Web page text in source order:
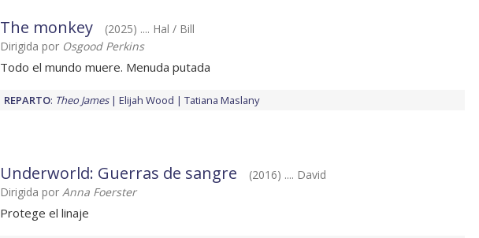
The monkey
(2025) .... Hal / Bill
Dirigida por Osgood Perkins
Todo el mundo muere. Menuda putada
REPARTO: Theo James Elijah Wood Tatiana Maslany
Underworld: Guerras de sangre
(2016) .... David
Dirigida por Anna Foerster
Protege el linaje